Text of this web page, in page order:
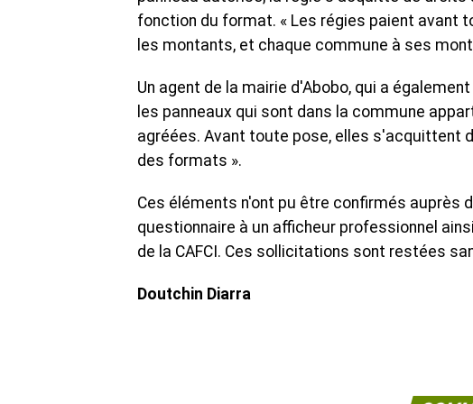
fonction du format. « Les régies paient avant
les montants, et chaque commune à ses
Un agent de la mairie d'Abobo, qui a
les panneaux qui sont dans la commune
agréées. Avant toute pose, elles s'acquittent
des formats ».
Ces éléments n'ont pu être confirmés auprès
questionnaire à un afficheur professionnel
de la CAFCI. Ces sollicitations sont restées
Doutchin Diarra